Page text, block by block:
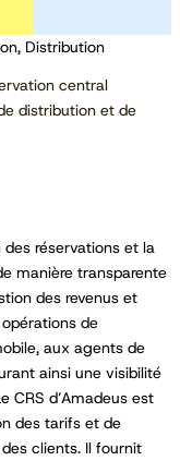
Distribution
central
distribution et de
réservations et la
manière transparente
des revenus et
de
aux agents de
ainsi une visibilité
CRS d’Amadeus est
des tarifs et de
clients. Il fournit